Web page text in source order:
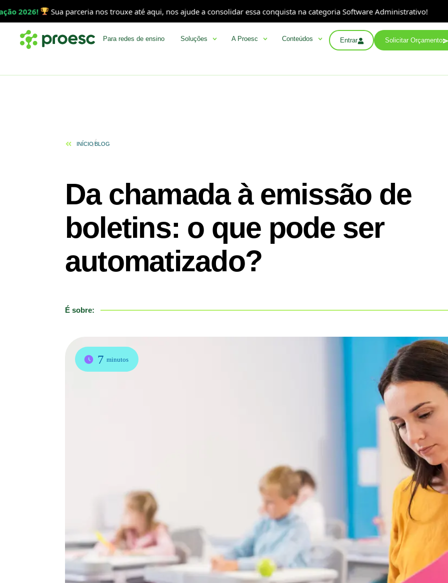
Sua parceria nos trouxe até aqui, nos ajude a consolidar essa conquista na categoria Software Administrativo! A
Para redes de ensino Soluções A Proesc Conteúdos Entrar Solicitar Orçamento
INÍCIOBLOG
Da chamada à emissão de
boletins: o que pode ser
automatizado?
É sobre:
7 minutos